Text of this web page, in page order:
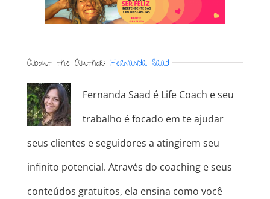
About the Author: Fernanda Saad
Fernanda Saad é Life Coach e seu
trabalho é focado em te ajudar
seus clientes e seguidores a atingirem seu
infinito potencial. Através do coaching e seus
conteúdos gratuitos, ela ensina como você